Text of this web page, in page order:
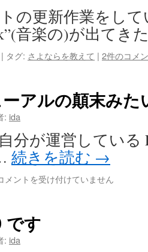
召
喚
獣
に
の更新作業をして
音楽の)が出てき
| タグ: さよならを教えて | 2件のコメ
アルの顛末みた
: ida
分が運営している
続きを読む →
メントを受け付けていません
です
: ida